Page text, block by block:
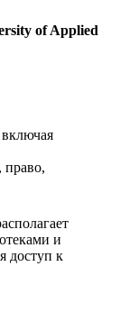
of Applied
включая
право,
и
доступ к